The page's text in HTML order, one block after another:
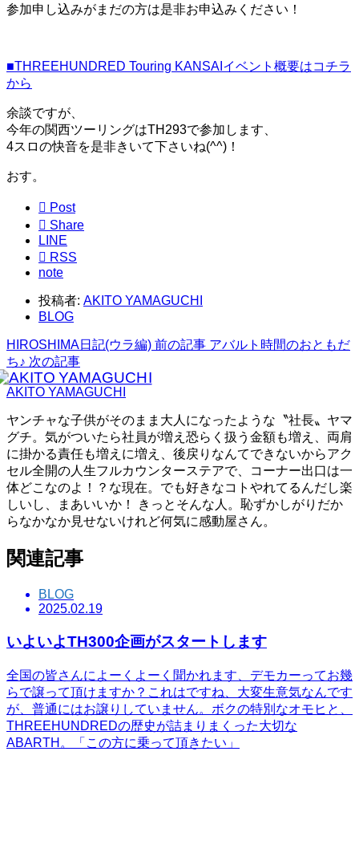
参加申し込みがまだの方は是非お申込みください！
■THREEHUNDRED Touring KANSAIイベント概要はコチラ
から
余談ですが、
今年の関西ツーリングはTH293で参加します、
4スロの快音を是非きいて下さいね(^^)！
おす。
 Post
 Share
LINE
 RSS
note
投稿者: AKITO YAMAGUCHI
BLOG
HIROSHIMA日記(ウラ編) 前の記事 アバルト時間のおともだ
ち♪ 次の記事
AKITO YAMAGUCHI
ヤンチャな子供がそのまま大人になったような〝社長〟ヤマ
グチ。気がついたら社員が増え恐らく扱う金額も増え、両肩
に掛かる責任も増えに増え、後戻りなんてできないからアク
セル全開の人生フルカウンターステアで、コーナー出口は一
体どこなのよ！？な現在。でも好きなコトやれてるんだし楽
しいし、まあいいか！ きっとそんな人。恥ずかしがりだか
らなかなか見せないけれど何気に感動屋さん。
関連記事
BLOG
2025.02.19
いよいよTH300企画がスタートします
全国の皆さんによーくよーく聞かれます、デモカーってお幾
らで譲って頂けますか？これはですね、大変生意気なんです
が、普通にはお譲りしていません。ボクの特別なオモヒと、
THREEHUNDREDの歴史が詰まりまくった大切な
ABARTH。「この方に乗って頂きたい」